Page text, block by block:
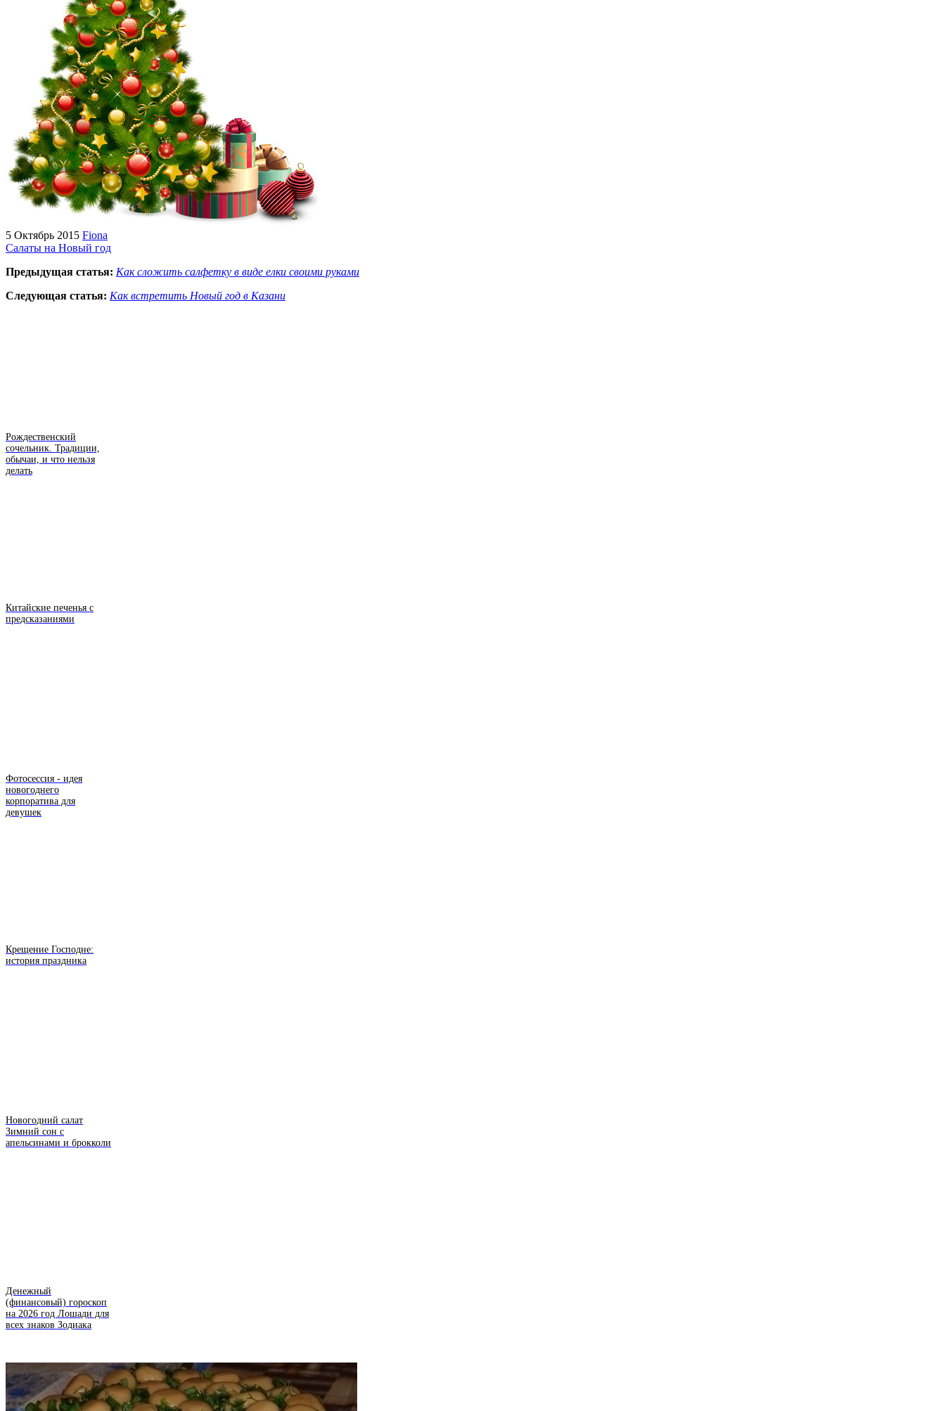
5 Октябрь 2015 Fiona
Салаты на Новый год
Предыдущая статья: Как сложить салфетку в виде елки своими руками
Следующая статья: Как встретить Новый год в Казани
Рождественский
сочельник. Традиции,
обычаи, и что нельзя
делать
Китайские печенья с
предсказаниями
Фотосессия - идея
новогоднего
корпоратива для
девушек
Крещение Господне:
история праздника
Новогодний салат
Зимний сон с
апельсинами и брокколи
Денежный
(финансовый) гороскоп
на 2026 год Лошади для
всех знаков Зодиака